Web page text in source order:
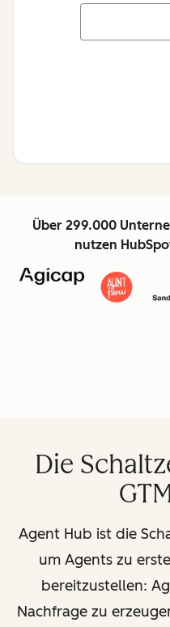
Über 299.000
nutzen
Die
Agent Hub ist die
um Agents zu
bereitzustellen:
Nachfrage zu